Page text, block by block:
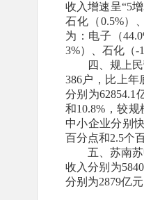
收入增速呈“5
石化（0.5%）
为：电子（
3%）、石化（-
四、规上
386户，比上年
分别为62854.1
和10.8%，较
中小企业分别
百分点和2.5个
五、苏南
收入分别为
分别为2879亿